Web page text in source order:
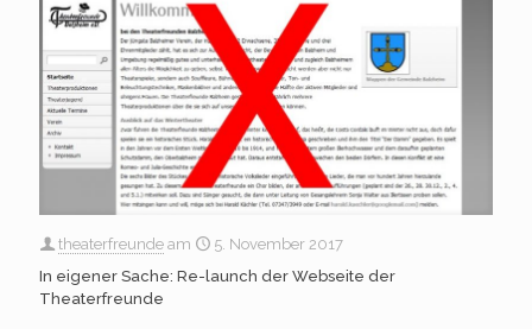
theaterfreunde am
5. November 2017
In eigener Sache: Re-launch der Webseite der
Theaterfreunde